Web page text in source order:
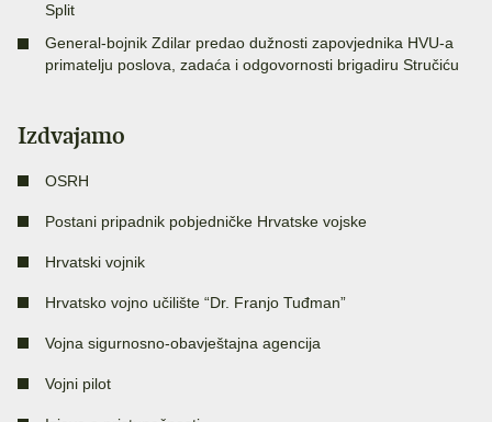
Split
General-bojnik Zdilar predao dužnosti zapovjednika HVU-a
primatelju poslova, zadaća i odgovornosti brigadiru Stručiću
Izdvajamo
OSRH
Postani pripadnik pobjedničke Hrvatske vojske
Hrvatski vojnik
Hrvatsko vojno učilište “Dr. Franjo Tuđman”
Vojna sigurnosno-obavještajna agencija
Vojni pilot